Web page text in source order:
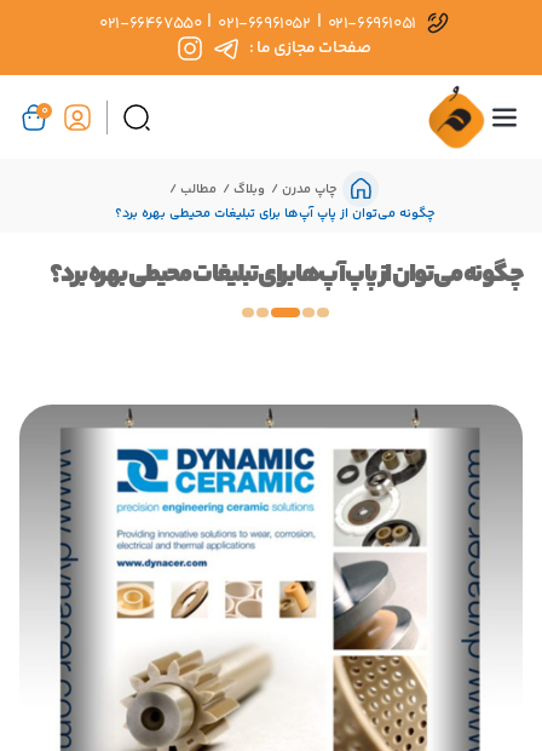
021-66961051
|
021-66961052
|
021-66467550
صفحات مجازی ما :
0
چاپ مدرن وبلاگ
مطالب
چگونه می‌توان از پاپ آپ‌ها برای تبلیغات محیطی بهره برد؟
چگونه می‌توان از پاپ آپ‌ها برای تبلیغات محیطی بهره برد؟